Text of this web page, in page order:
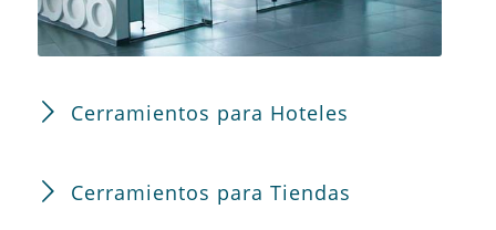
Cerramientos para Hoteles
Cerramientos para Tiendas